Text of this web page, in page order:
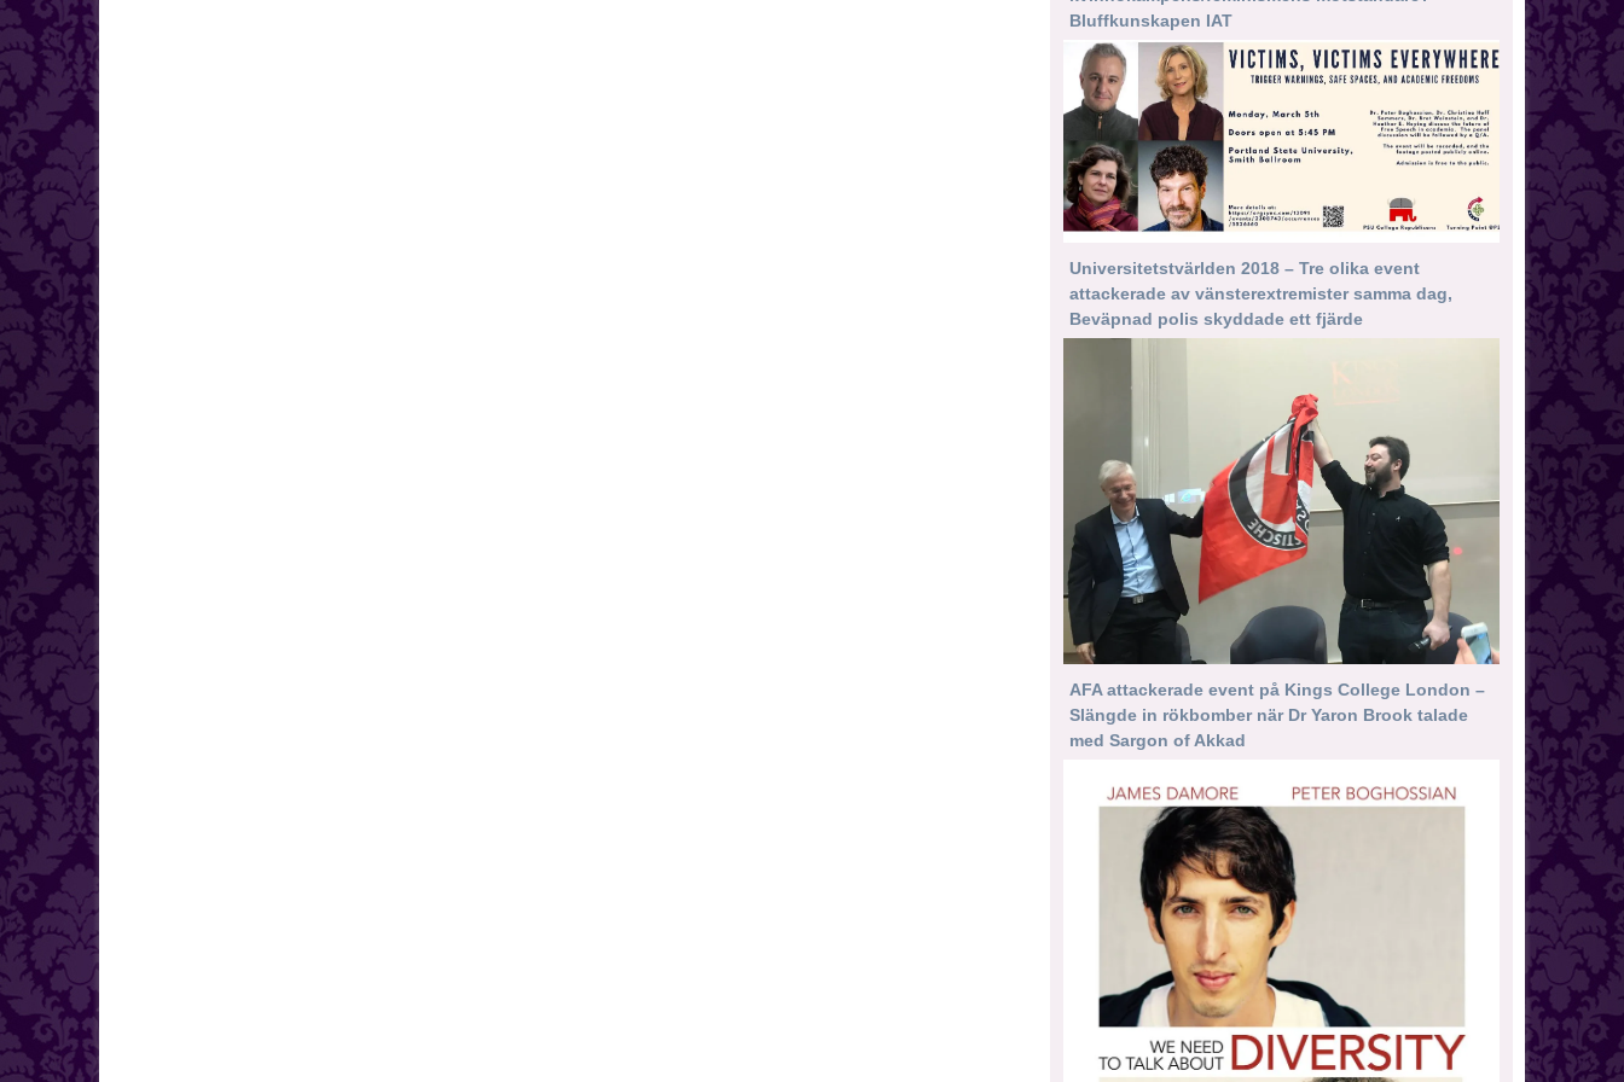
Bluffkunskapen IAT
Universitetstvärlden 2018 – Tre olika event
attackerade av vänsterextremister samma dag,
Beväpnad polis skyddade ett fjärde
AFA attackerade event på Kings College London –
Slängde in rökbomber när Dr Yaron Brook talade
med Sargon of Akkad